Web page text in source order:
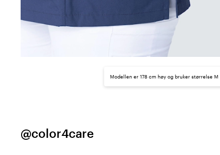
Modellen er 178 cm høy og bruker størrelse M
@color4care